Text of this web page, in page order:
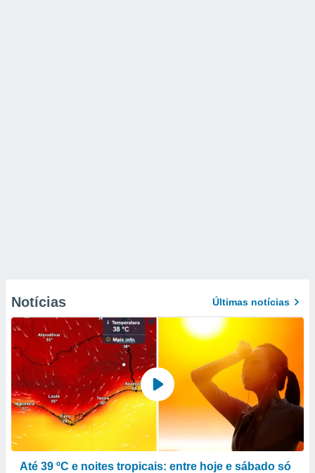
Notícias Últimas notícias
Até 39 ºC e noites tropicais: entre hoje e sábado só